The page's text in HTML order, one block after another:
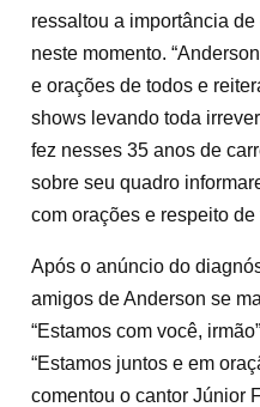
ressaltou a importância
neste momento.
e orações de todos e
shows levando toda
fez nesses 35 anos de
sobre seu quadro
com orações e respeito de
Após o anúncio do
amigos de Anderson se
“Estamos com você,
“Estamos juntos e em
comentou o cantor Júnior